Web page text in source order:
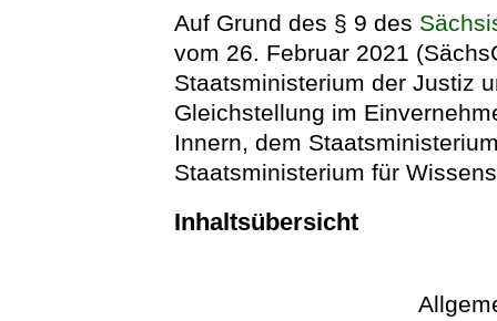
Auf Grund des § 9 des
vom 26. Februar 2021
Staatsministerium der Justiz
Gleichstellung im
Innern, dem
Staatsministerium für
Inhaltsübersicht